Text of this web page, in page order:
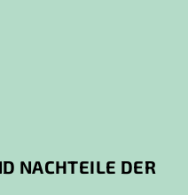
NACHTEILE DER